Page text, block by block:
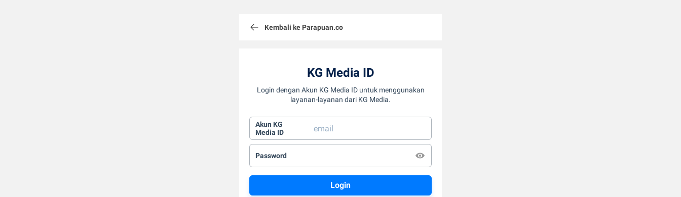
Kembali ke Parapuan.co
KG Media ID
Login dengan Akun KG Media ID untuk menggunakan
layanan-layanan dari KG Media.
Akun KG
Media ID
Password